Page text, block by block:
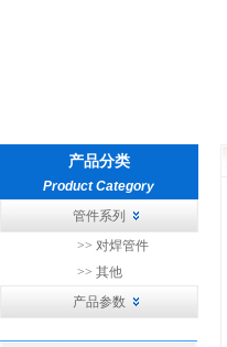
产品分类
Product Category
管件系列
>> 对焊管件
>> 其他
产品参数